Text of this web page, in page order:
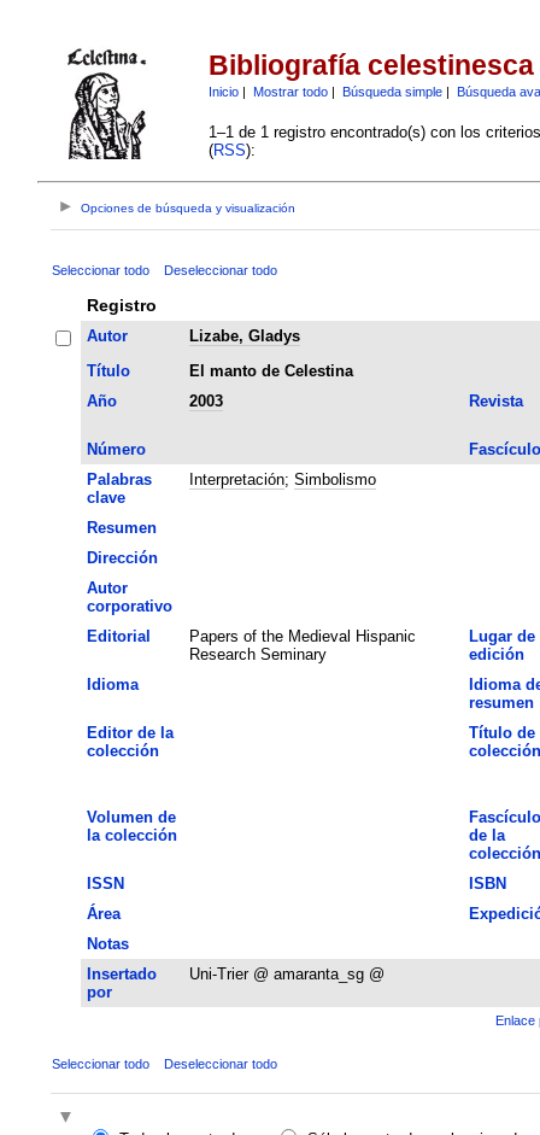
Bibliografía celestinesca
Inicio| Mostrar todo| Búsqueda simple| Búsqueda
1–1 de 1 registro encontrado(s) con los
(RSS):
Opciones de búsqueda y visualización
Seleccionar todo Deseleccionar todo
Registro
Autor
Lizabe, Gladys
Título
El manto de Celestina
Año
2003 Revista
Número
Fascículo
Palabras
clave
Interpretación; Simbolismo
Resumen
Dirección
Autor
corporativo
Editorial
Papers of the Medieval Hispanic
Research Seminary
Lugar de
edición
Idioma
Idioma
resumen
Editor de la
colección
Título de
colección
Volumen de
la colección
Fascículo
de la
colección
ISSN
ISBN
Área
Notas
Insertado
por
Uni-Trier @ amaranta_sg @
Enlace
Seleccionar todo Deseleccionar todo